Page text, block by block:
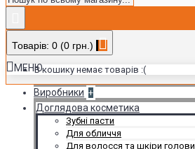
Товарів: 0 (0 грн.)
В кошику немає товарів :(
МЕНЮ
Виробники +
Доглядова косметика
Зубні пасти
Для обличчя
Для волосся та шкіри голови